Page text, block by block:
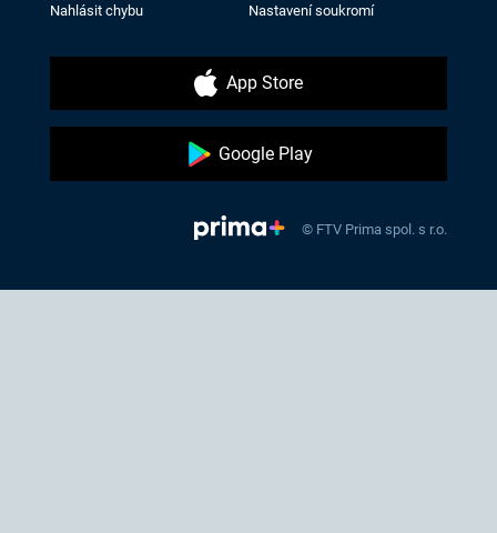
Nahlásit chybu Nastavení soukromí
App Store
Google Play
© FTV Prima spol. s r.o.